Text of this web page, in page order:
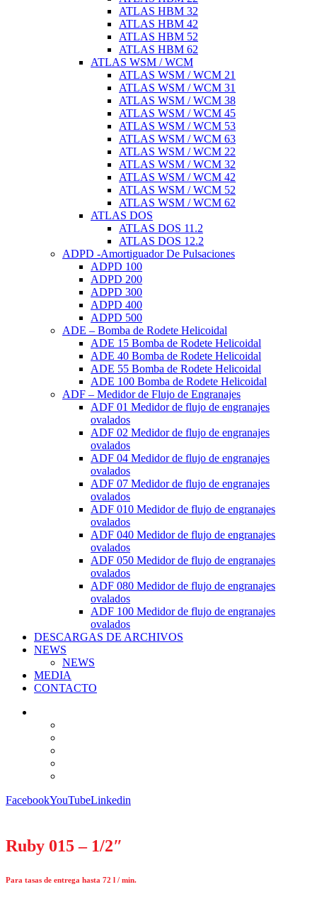
ATLAS HBM 32
ATLAS HBM 42
ATLAS HBM 52
ATLAS HBM 62
ATLAS WSM / WCM
ATLAS WSM / WCM 21
ATLAS WSM / WCM 31
ATLAS WSM / WCM 38
ATLAS WSM / WCM 45
ATLAS WSM / WCM 53
ATLAS WSM / WCM 63
ATLAS WSM / WCM 22
ATLAS WSM / WCM 32
ATLAS WSM / WCM 42
ATLAS WSM / WCM 52
ATLAS WSM / WCM 62
ATLAS DOS
ATLAS DOS 11.2
ATLAS DOS 12.2
ADPD -Amortiguador De Pulsaciones
ADPD 100
ADPD 200
ADPD 300
ADPD 400
ADPD 500
ADE – Bomba de Rodete Helicoidal
ADE 15 Bomba de Rodete Helicoidal
ADE 40 Bomba de Rodete Helicoidal
ADE 55 Bomba de Rodete Helicoidal
ADE 100 Bomba de Rodete Helicoidal
ADF – Medidor de Flujo de Engranajes
ADF 01 Medidor de flujo de engranajes
ovalados
ADF 02 Medidor de flujo de engranajes
ovalados
ADF 04 Medidor de flujo de engranajes
ovalados
ADF 07 Medidor de flujo de engranajes
ovalados
ADF 010 Medidor de flujo de engranajes
ovalados
ADF 040 Medidor de flujo de engranajes
ovalados
ADF 050 Medidor de flujo de engranajes
ovalados
ADF 080 Medidor de flujo de engranajes
ovalados
ADF 100 Medidor de flujo de engranajes
ovalados
DESCARGAS DE ARCHIVOS
NEWS
NEWS
MEDIA
CONTACTO
FacebookYouTubeLinkedin
Ruby 015 – 1/2″
Para tasas de entrega hasta 72 l / min.